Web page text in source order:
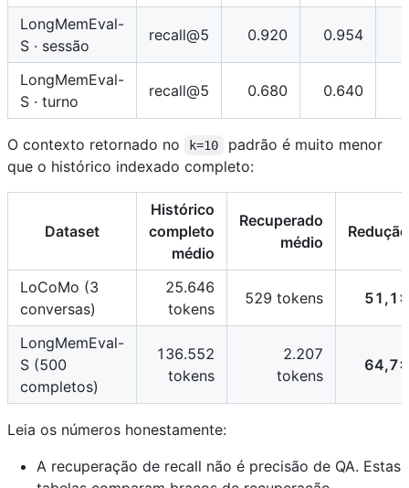
LongMemEval-
S · sessão
recall@5 0.920 0.954
LongMemEval-
S · turno
recall@5 0.680 0.640
O contexto retornado no k=10
padrão é muito menor
que o histórico indexado completo:
Dataset
Histórico
completo
médio
Recuperado
médio
Redução
LoCoMo (3
conversas)
25.646
tokens
529 tokens 51,1×
LongMemEval-
S (500
completos)
136.552
tokens
2.207
tokens
64,7×
Leia os números honestamente:
A recuperação de recall não é precisão de QA. Estas